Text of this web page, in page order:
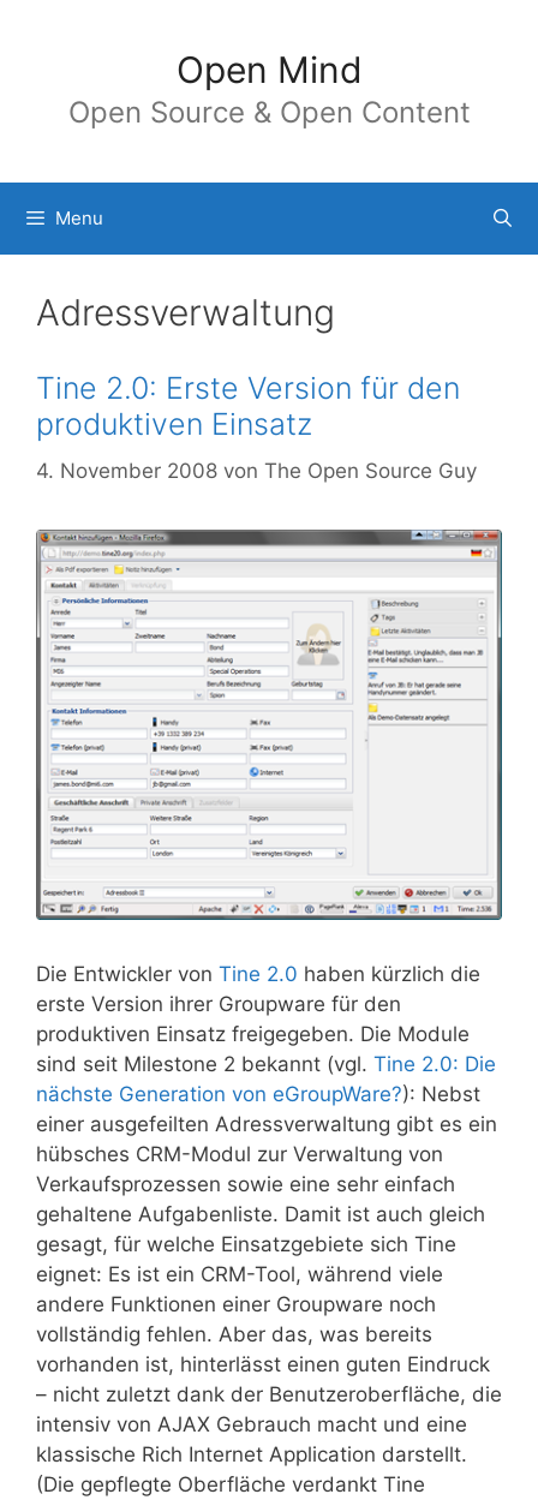
Open Mind
Open Source & Open Content
Menu
Adressverwaltung
Tine 2.0: Erste Version für den
produktiven Einsatz
4. November 2008 von The Open Source Guy
Die Entwickler von Tine 2.0 haben kürzlich die
erste Version ihrer Groupware für den
produktiven Einsatz freigegeben. Die Module
sind seit Milestone 2 bekannt (vgl. Tine 2.0: Die
nächste Generation von eGroupWare?): Nebst
einer ausgefeilten Adressverwaltung gibt es ein
hübsches CRM-Modul zur Verwaltung von
Verkaufsprozessen sowie eine sehr einfach
gehaltene Aufgabenliste. Damit ist auch gleich
gesagt, für welche Einsatzgebiete sich Tine
eignet: Es ist ein CRM-Tool, während viele
andere Funktionen einer Groupware noch
vollständig fehlen. Aber das, was bereits
vorhanden ist, hinterlässt einen guten Eindruck
– nicht zuletzt dank der Benutzeroberfläche, die
intensiv von AJAX Gebrauch macht und eine
klassische Rich Internet Application darstellt.
(Die gepflegte Oberfläche verdankt Tine